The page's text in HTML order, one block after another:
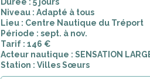
Niveau : Adapté à tous
Lieu : Centre Nautique du Tréport
Période : sept. à nov.
Tarif : 146 €
Acteur nautique : SENSATION
Station : Villes Sœurs